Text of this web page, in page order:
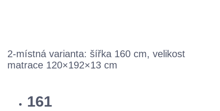
2-místná varianta: šířka 160 cm, velikost
matrace 120×192×13 cm
161